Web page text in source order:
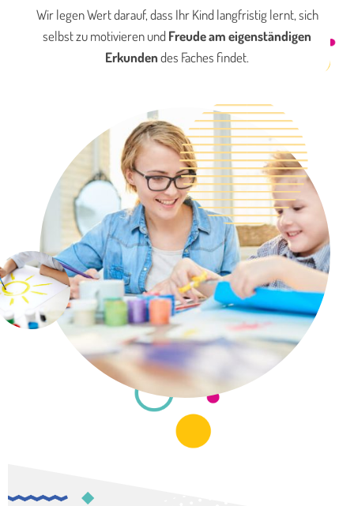
Wir legen Wert darauf, dass Ihr Kind langfristig lernt, sich
selbst zu motivieren undFreude am eigenständigen
Erkundendes Faches findet.